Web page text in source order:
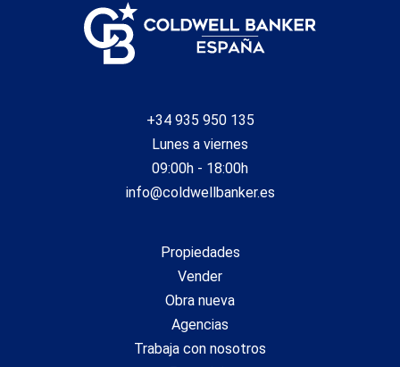
+34 935 950 135
Lunes a viernes
09:00h - 18:00h
info@coldwellbanker.es
Propiedades
Vender
Obra nueva
Agencias
Trabaja con nosotros